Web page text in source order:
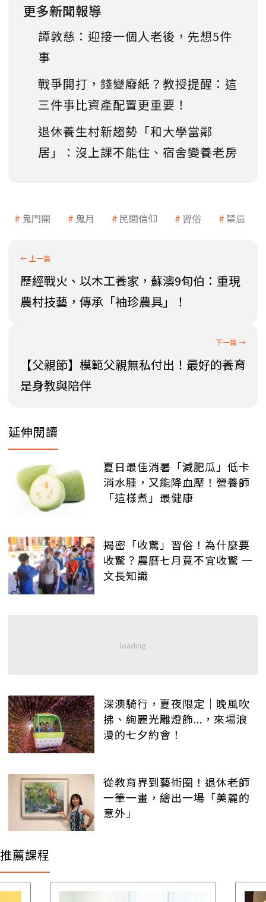
更多新聞報導
譚敦慈：迎接一個人老後，先想5件
事
戰爭開打，錢變廢紙？教授提醒：這
三件事比資產配置更重要！
退休養生村新趨勢「和大學當鄰
居」：沒上課不能住、宿舍變養老房
鬼門開 鬼月 民間信仰 習俗 禁忌
歷經戰火、以木工養家，蘇澳9旬伯：重現
農村技藝，傳承「袖珍農具」！
【父親節】模範父親無私付出！最好的養育
是身教與陪伴
延伸閱讀
夏日最佳消暑「減肥瓜」低卡
消水腫，又能降血壓！營養師
「這樣煮」最健康
揭密「收驚」習俗！為什麼要
收驚？農曆七月竟不宜收驚 一
文長知識
深澳騎行，夏夜限定｜晚風吹
拂、絢麗光雕燈飾...，來場浪
漫的七夕約會！
從教育界到藝術圈！退休老師
一筆一畫，繪出一場「美麗的
意外」
推薦課程